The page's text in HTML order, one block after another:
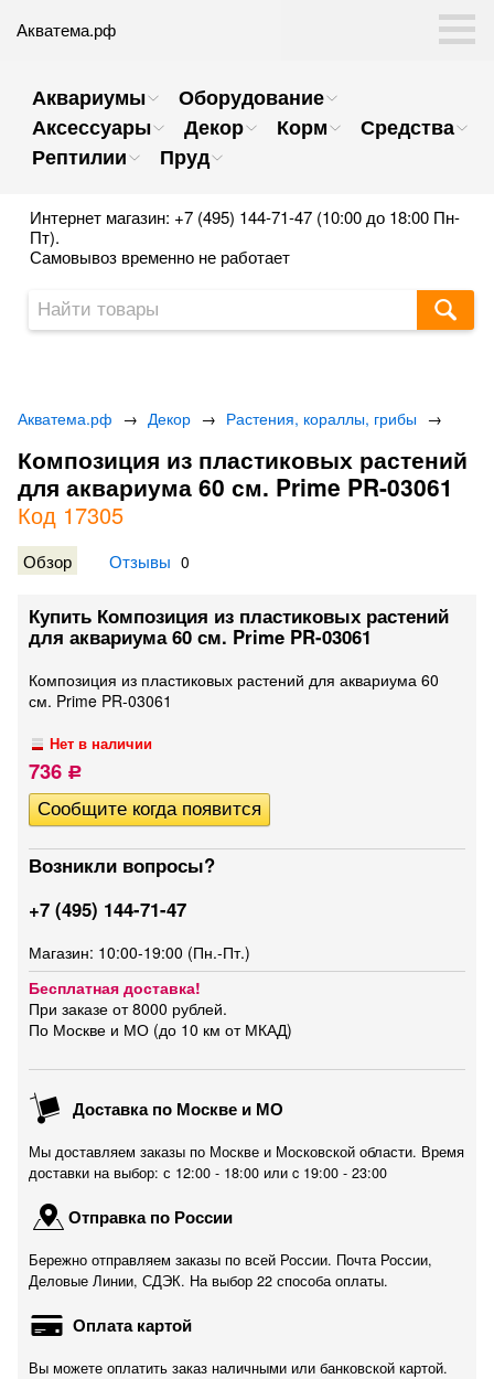
Акватема.рф
Аквариумы
Оборудование
Аксессуары
Декор Корм
Средства
Рептилии
Пруд
Интернет магазин: +7 (495) 144-71-47 (10:00 до 18:00 Пн-
Пт).
Самовывоз временно не работает
Акватема.рф → Декор → Растения, кораллы, грибы →
Композиция из пластиковых растений
для аквариума 60 см. Prime PR-03061
Код 17305
Обзор Отзывы 0
Купить Композиция из пластиковых растений
для аквариума 60 см. Prime PR-03061
Композиция из пластиковых растений для аквариума 60
см. Prime PR-03061
Нет в наличии
736 Р
Возникли вопросы?
+7 (495) 144-71-47
Магазин: 10:00-19:00 (Пн.-Пт.)
Бесплатная доставка!
При заказе от 8000 рублей.
По Москве и МО (до 10 км от МКАД)
Доставка по Москве и МО
Мы доставляем заказы по Москве и Московской области. Время
доставки на выбор: с 12:00 - 18:00 или c 19:00 - 23:00
Отправка по России
Бережно отправляем заказы по всей России. Почта России,
Деловые Линии, СДЭК. На выбор 22 способа оплаты.
Оплата картой
Вы можете оплатить заказ наличными или банковской картой.